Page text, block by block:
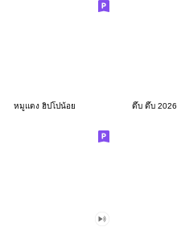
หมูแดง ฮิปโปน้อย ดึ๊บ ดึ๊บ 2026